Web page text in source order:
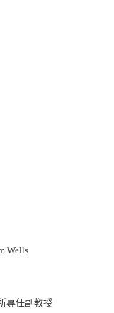
Wells
專任副教授